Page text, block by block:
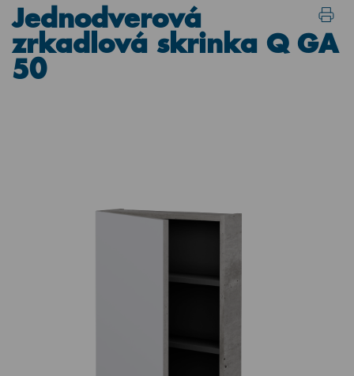
Jednodverová
zrkadlová skrinka Q GA
50